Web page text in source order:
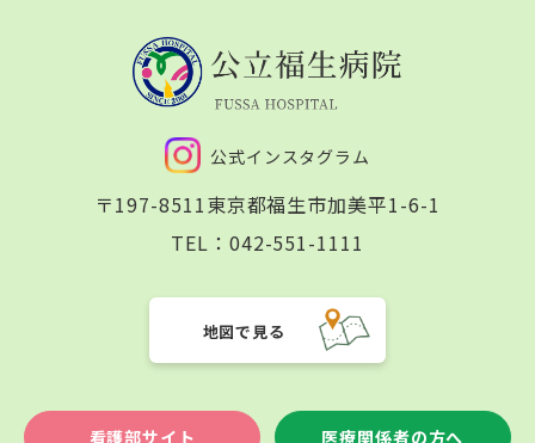
公式インスタグラム
〒197-8511東京都福生市加美平1-6-1
TEL： 042-551-1111
地図で見る
看護部サイト 医療関係者の方へ